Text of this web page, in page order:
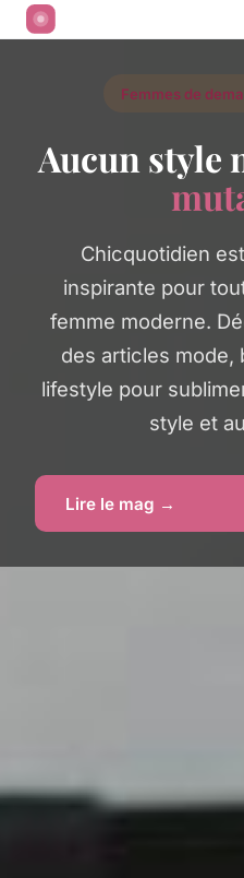
Femmes de
Aucun style
Chicquotidien
inspirante pour
femme moderne.
des articles mode,
lifestyle pour
style et
Lire le mag →